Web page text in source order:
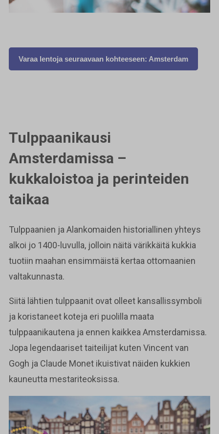
Varaa lentoja seuraavaan kohteeseen: Amsterdam
Tulppaanikausi
Amsterdamissa –
kukkaloistoa ja perinteiden
taikaa
Tulppaanien ja Alankomaiden historiallinen yhteys
alkoi jo 1400-luvulla, jolloin näitä värikkäitä kukkia
tuotiin maahan ensimmäistä kertaa ottomaanien
valtakunnasta.
Siitä lähtien tulppaanit ovat olleet kansallissymboli
ja koristaneet koteja eri puolilla maata
tulppaanikautena ja ennen kaikkea Amsterdamissa.
Jopa legendaariset taiteilijat kuten Vincent van
Gogh ja Claude Monet ikuistivat näiden kukkien
kauneutta mestariteoksissa.